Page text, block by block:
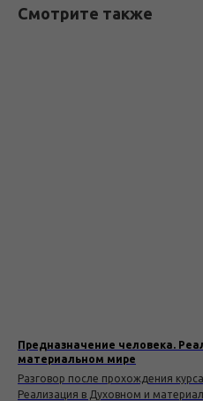
Смотрите также
Предназначение человека.
материальном мире
Разговор после прохождения
Реализация в Духовном и